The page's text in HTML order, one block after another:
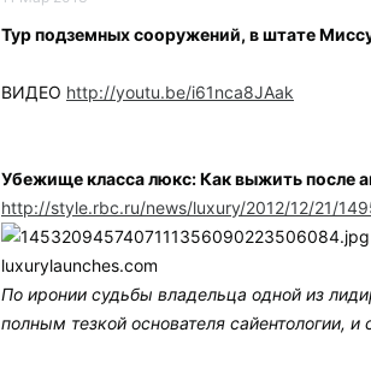
о
а
и
Тур подземных сооружений, в штате
ВИДЕО http://youtu.be/i61nca8JAak
Убежище класса люкс: Как выжить после
http://style.rbc.ru/news/luxury/2012/12/21/
luxurylaunches.com
По иронии судьбы владельца одной из
полным тезкой основателя сайентологии,